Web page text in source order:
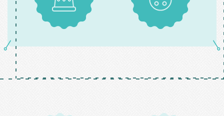
Mercerie Boutons